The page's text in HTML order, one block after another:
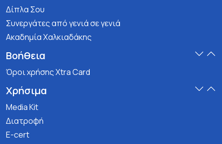
Δίπλα Σου
Συνεργάτες από γενιά σε γενιά
Ακαδημία Χαλκιαδάκης
Βοήθεια
Όροι χρήσης Xtra Card
Χρήσιμα
Media Kit
Διατροφή
E-cert